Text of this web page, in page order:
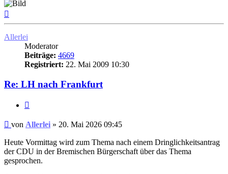
Allerlei
Moderator
Beiträge: 4669
Registriert: 22. Mai 2009 10:30
Re: LH nach Frankfurt
Ungelesener
von Allerlei » 20. Mai 2026 09:45
Heute Vormittag wird zum Thema nach einem Dringlichkeitsantrag
der CDU in der Bremischen Bürgerschaft über das Thema
gesprochen.